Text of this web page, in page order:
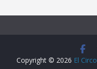
Copyright © 2026 El Circo